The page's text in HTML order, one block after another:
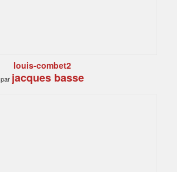
louis-combet2
par jacques basse